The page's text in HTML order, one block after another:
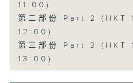
11:00)
第二部份 Part 2 (HKT
12:00)
第三部份 Part 3 (HKT
13:00)